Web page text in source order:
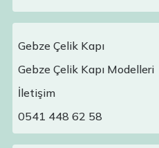
Main Navigation
Gebze Çelik Kapı
Gebze Çelik Kapı Modelleri
İletişim
0541 448 62 58